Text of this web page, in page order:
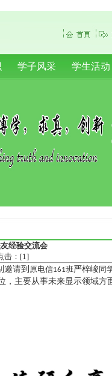
学子风采 学生活动
经验交流会
击：[1]
邀请到 原电信161班严梓峻 同
主要从事未来显示领域方